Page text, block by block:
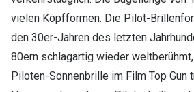
vielen Kopfformen. Die Pilot-
den 30er-Jahren des letzten
80ern schlagartig wieder
Piloten-Sonnenbrille im Film Top Gun